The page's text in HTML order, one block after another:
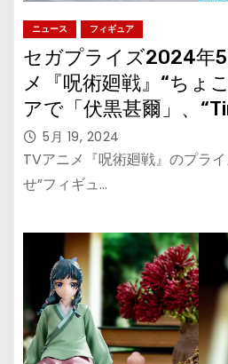
ニュース フィギュア
セガプライズ2024年
メ『呪術廻戦』“ちょ
アで「伏黒甚爾」、
「虎杖悠仁」と「伏黒
5月 19, 2024
TVアニメ『呪術廻戦』のプラ
せ”フィギュ…